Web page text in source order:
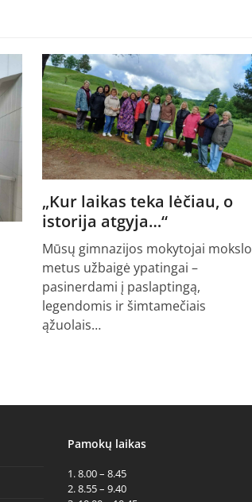
„Kur laikas teka lėčiau, o
istorija atgyja…“
Mūsų gimnazijos mokytojai mokslo
metus užbaigė ypatingai –
pasinerdami į paslaptingą,
legendomis ir šimtamečiais
ąžuolais…
Pamokų laikas
1. 8.00 – 8.45
2. 8.55 – 9.40